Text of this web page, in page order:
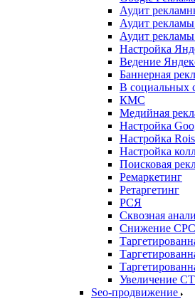
Аудит
Аудит
Аудит
Настройка
Ведение
Баннерная
В социальных
КМС
Медийная
Настройка
Настройка
Настройка
Поисковая
Ремаркетинг
Ретаргетинг
РСЯ
Сквозная
Снижение CPC
Увеличение
Seo-продвижение